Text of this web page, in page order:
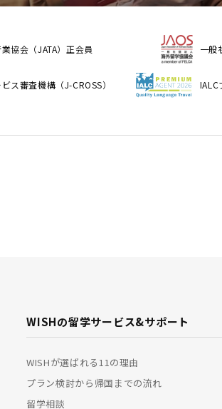
協会（JATA）正会員 一般
ス審査機構（J-CROSS）
WISHの留学サービス&サポート
WISHが選ばれる11の理由
プラン検討から帰国までの流れ
留学相談